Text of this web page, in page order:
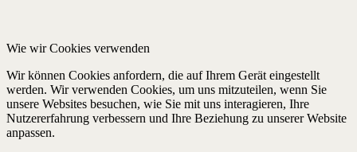
Wie wir Cookies verwenden
Wir können Cookies anfordern, die auf Ihrem Gerät eingestellt
werden. Wir verwenden Cookies, um uns mitzuteilen, wenn Sie
unsere Websites besuchen, wie Sie mit uns interagieren, Ihre
Nutzererfahrung verbessern und Ihre Beziehung zu unserer Website
anpassen.